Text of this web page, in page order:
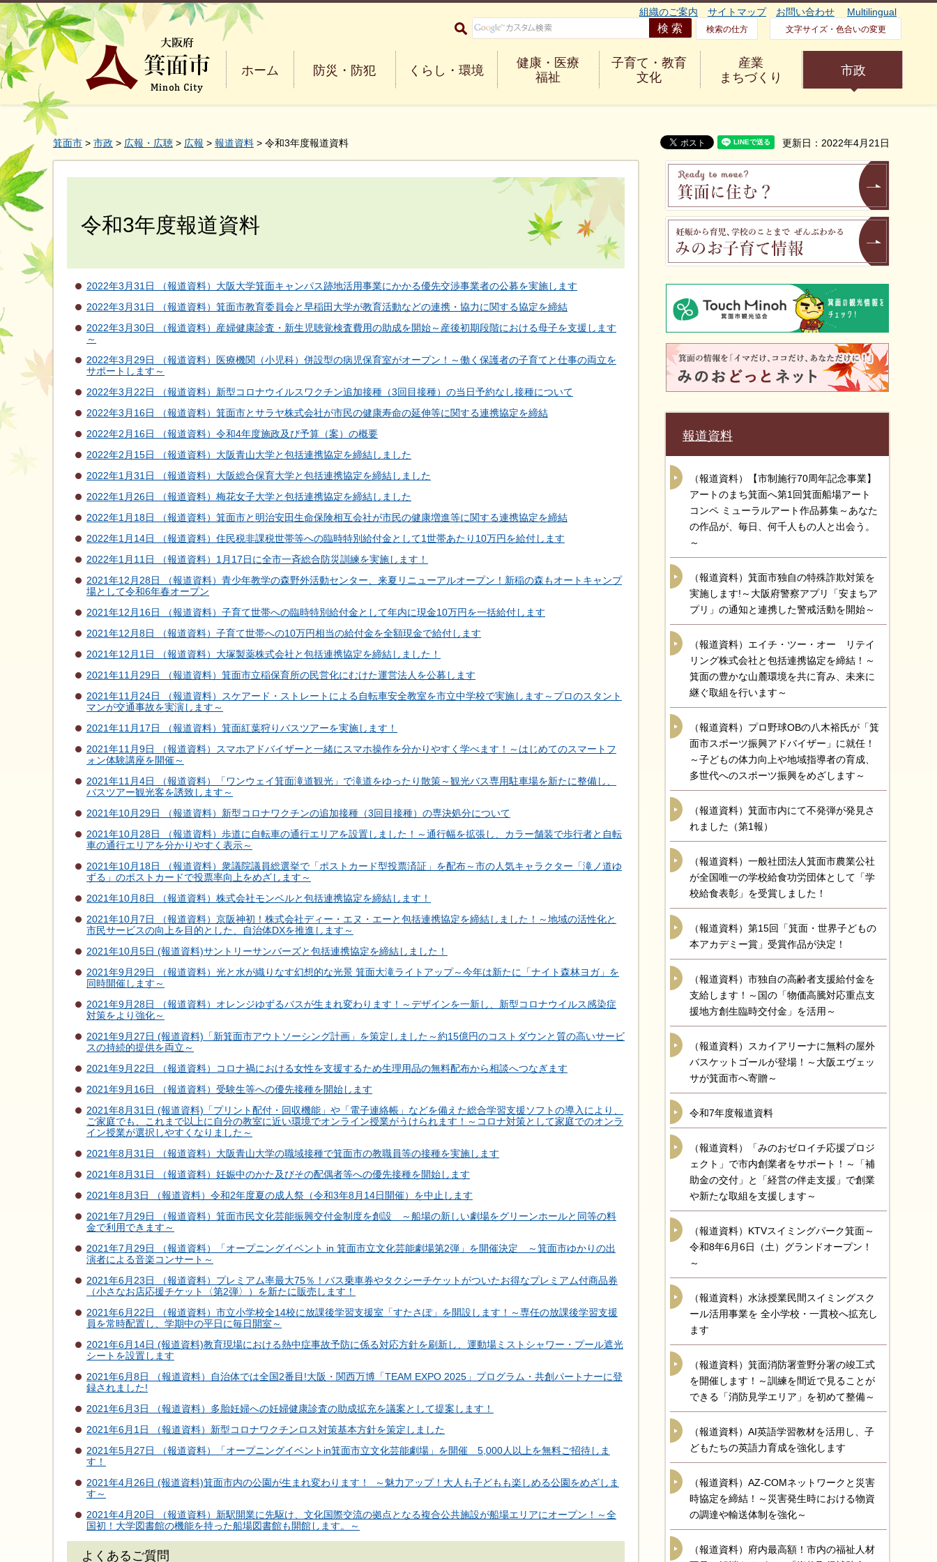
大阪府箕面市 Minoh City
組織のご案内 サイトマップ お問い合わせ Multilingual
検索の仕方 文字サイズ・色合いの変更
ホーム 防災・防犯 くらし・環境
健康・医療
福祉
子育て・教育
文化
産業
まちづくり
市政
箕面市 > 市政 > 広報・広聴 > 広報 > 報道資料 > 令和3年度報道資料 更新日：2022年4月21日
令和3年度報道資料
2022年3月31日 （報道資料）大阪大学箕面キャンパス跡地活用事業にかかる優先交渉事業者の公募を実施します
2022年3月31日 （報道資料）箕面市教育委員会と早稲田大学が教育活動などの連携・協力に関する協定を締結
2022年3月30日 （報道資料）産婦健康診査・新生児聴覚検査費用の助成を開始～産後初期段階における母子を支援します
～
2022年3月29日 （報道資料）医療機関（小児科）併設型の病児保育室がオープン！～働く保護者の子育てと仕事の両立を
サポートします～
2022年3月22日 （報道資料）新型コロナウイルスワクチン追加接種（3回目接種）の当日予約なし接種について
2022年3月16日 （報道資料）箕面市とサラヤ株式会社が市民の健康寿命の延伸等に関する連携協定を締結
2022年2月16日 （報道資料）令和4年度施政及び予算（案）の概要
2022年2月15日 （報道資料）大阪青山大学と包括連携協定を締結しました
2022年1月31日 （報道資料）大阪総合保育大学と包括連携協定を締結しました
2022年1月26日 （報道資料）梅花女子大学と包括連携協定を締結しました
2022年1月18日 （報道資料）箕面市と明治安田生命保険相互会社が市民の健康増進等に関する連携協定を締結
2022年1月14日 （報道資料）住民税非課税世帯等への臨時特別給付金として1世帯あたり10万円を給付します
2022年1月11日 （報道資料）1月17日に全市一斉総合防災訓練を実施します！
2021年12月28日 （報道資料）青少年教学の森野外活動センター、来夏リニューアルオープン！新稲の森もオートキャンプ
場として令和6年春オープン
2021年12月16日 （報道資料）子育て世帯への臨時特別給付金として年内に現金10万円を一括給付します
2021年12月8日 （報道資料）子育て世帯への10万円相当の給付金を全額現金で給付します
2021年12月1日 （報道資料）大塚製薬株式会社と包括連携協定を締結しました！
2021年11月29日 （報道資料）箕面市立稲保育所の民営化にむけた運営法人を公募します
2021年11月24日 （報道資料）スケアード・ストレートによる自転車安全教室を市立中学校で実施します～プロのスタント
マンが交通事故を実演します～
2021年11月17日 （報道資料）箕面紅葉狩りバスツアーを実施します！
2021年11月9日 （報道資料）スマホアドバイザーと一緒にスマホ操作を分かりやすく学べます！～はじめてのスマートフ
ォン体験講座を開催～
2021年11月4日 （報道資料）「ワンウェイ箕面滝道観光」で滝道をゆったり散策～観光バス専用駐車場を新たに整備し、
バスツアー観光客を誘致します～
2021年10月29日 （報道資料）新型コロナワクチンの追加接種（3回目接種）の専決処分について
2021年10月28日 （報道資料）歩道に自転車の通行エリアを設置しました！～通行幅を拡張し、カラー舗装で歩行者と自転
車の通行エリアを分かりやすく表示～
2021年10月18日 （報道資料）衆議院議員総選挙で「ポストカード型投票済証」を配布～市の人気キャラクター「滝ノ道ゆ
ずる」のポストカードで投票率向上をめざします～
2021年10月8日 （報道資料）株式会社モンベルと包括連携協定を締結します！
2021年10月7日 （報道資料）京阪神初！株式会社ディー・エヌ・エーと包括連携協定を締結しました！～地域の活性化と
市民サービスの向上を目的とした、自治体DXを推進します～
2021年10月5日 (報道資料)サントリーサンバーズと包括連携協定を締結しました！
2021年9月29日 （報道資料）光と水が織りなす幻想的な光景 箕面大滝ライトアップ～今年は新たに「ナイト森林ヨガ」を
同時開催します～
2021年9月28日 （報道資料）オレンジゆずるバスが生まれ変わります！～デザインを一新し、新型コロナウイルス感染症
対策をより強化～
2021年9月27日 (報道資料)「新箕面市アウトソーシング計画」を策定しました～約15億円のコストダウンと質の高いサービ
スの持続的提供を両立～
2021年9月22日 （報道資料）コロナ禍における女性を支援するため生理用品の無料配布から相談へつなぎます
2021年9月16日 （報道資料）受験生等への優先接種を開始します
2021年8月31日 (報道資料)「プリント配付・回収機能」や「電子連絡帳」などを備えた総合学習支援ソフトの導入により、
ご家庭でも、これまで以上に自分の教室に近い環境でオンライン授業がうけられます！～コロナ対策として家庭でのオンラ
イン授業が選択しやすくなりました～
2021年8月31日 （報道資料）大阪青山大学の職域接種で箕面市の教職員等の接種を実施します
2021年8月31日 （報道資料）妊娠中のかた及びその配偶者等への優先接種を開始します
2021年8月3日 （報道資料）令和2年度夏の成人祭（令和3年8月14日開催）を中止します
2021年7月29日 （報道資料）箕面市民文化芸能振興交付金制度を創設 ～船場の新しい劇場をグリーンホールと同等の料
金で利用できます～
2021年7月29日 （報道資料）「オープニングイベント in 箕面市立文化芸能劇場第2弾」を開催決定 ～箕面市ゆかりの出
演者による音楽コンサート～
2021年6月23日 （報道資料）プレミアム率最大75％！バス乗車券やタクシーチケットがついたお得なプレミアム付商品券
（小さなお店応援チケット〈第2弾〉）を新たに販売します！
2021年6月22日 （報道資料）市立小学校全14校に放課後学習支援室「すたさぽ」を開設します！～専任の放課後学習支援
員を常時配置し、学期中の平日に毎日開室～
2021年6月14日 (報道資料)教育現場における熱中症事故予防に係る対応方針を刷新し、運動場ミストシャワー・プール遮光
シートを設置します
2021年6月8日 （報道資料）自治体では全国2番目!大阪・関西万博「TEAM EXPO 2025」プログラム・共創パートナーに登
録されました!
2021年6月3日 （報道資料）多胎妊婦への妊婦健康診査の助成拡充を議案として提案します！
2021年6月1日 （報道資料）新型コロナワクチンロス対策基本方針を策定しました
2021年5月27日 （報道資料）「オープニングイベントin箕面市立文化芸能劇場」を開催 5,000人以上を無料ご招待しま
す！
2021年4月26日 (報道資料)箕面市内の公園が生まれ変わります！ ～魅力アップ！大人も子どもも楽しめる公園をめざしま
す～
2021年4月20日 （報道資料）新駅開業に先駆け、文化国際交流の拠点となる複合公共施設が船場エリアにオープン！～全
国初！大学図書館の機能を持った船場図書館も開館します。～
よくあるご質問
報道資料
（報道資料）【市制施行70周年記念事業】
アートのまち箕面へ第1回箕面船場アート
コンペ ミューラルアート作品募集～あなた
の作品が、毎日、何千人もの人と出会う。
～
（報道資料）箕面市独自の特殊詐欺対策を
実施します!～大阪府警察アプリ「安まちア
プリ」の通知と連携した警戒活動を開始～
（報道資料）エイチ・ツー・オー リテイ
リング株式会社と包括連携協定を締結！～
箕面の豊かな山麓環境を共に育み、未来に
継ぐ取組を行います～
（報道資料）プロ野球OBの八木裕氏が「箕
面市スポーツ振興アドバイザー」に就任！
～子どもの体力向上や地域指導者の育成、
多世代へのスポーツ振興をめざします～
（報道資料）箕面市内にて不発弾が発見さ
れました（第1報）
（報道資料）一般社団法人箕面市農業公社
が全国唯一の学校給食功労団体として「学
校給食表彰」を受賞しました！
（報道資料）第15回「箕面・世界子どもの
本アカデミー賞」受賞作品が決定！
（報道資料）市独自の高齢者支援給付金を
支給します！～国の「物価高騰対応重点支
援地方創生臨時交付金」を活用～
（報道資料）スカイアリーナに無料の屋外
バスケットゴールが登場！～大阪エヴェッ
サが箕面市へ寄贈～
令和7年度報道資料
（報道資料）「みのおゼロイチ応援プロジ
ェクト」で市内創業者をサポート！～「補
助金の交付」と「経営の伴走支援」で創業
や新たな取組を支援します～
（報道資料）KTVスイミングパーク箕面～
令和8年6月6日（土）グランドオープン！
～
（報道資料）水泳授業民間スイミングスク
ール活用事業を 全小学校・一貫校へ拡充し
ます
（報道資料）箕面消防署萱野分署の竣工式
を開催します！～訓練を間近で見ることが
できる「消防見学エリア」を初めて整備～
（報道資料）AI英語学習教材を活用し、子
どもたちの英語力育成を強化します
（報道資料）AZ-COMネットワークと災害
時協定を締結！～災害発生時における物資
の調達や輸送体制を強化～
（報道資料）府内最高額！市内の福祉人材